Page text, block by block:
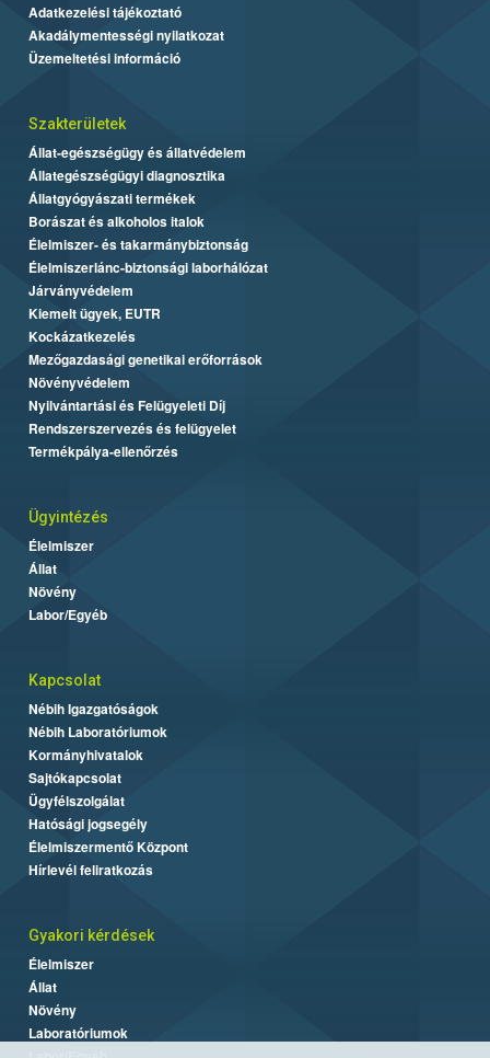
Adatkezelési tájékoztató
Akadálymentességi nyilatkozat
Üzemeltetési információ
Szakterületek
Állat-egészségügy és állatvédelem
Állategészségügyi diagnosztika
Állatgyógyászati termékek
Borászat és alkoholos italok
Élelmiszer- és takarmánybiztonság
Élelmiszerlánc-biztonsági laborhálózat
Járványvédelem
Kiemelt ügyek, EUTR
Kockázatkezelés
Mezőgazdasági genetikai erőforrások
Növényvédelem
Nyilvántartási és Felügyeleti Díj
Rendszerszervezés és felügyelet
Termékpálya-ellenőrzés
Ügyintézés
Élelmiszer
Állat
Növény
Labor/Egyéb
Kapcsolat
Nébih Igazgatóságok
Nébih Laboratóriumok
Kormányhivatalok
Sajtókapcsolat
Ügyfélszolgálat
Hatósági jogsegély
Élelmiszermentő Központ
Hírlevél feliratkozás
Gyakori kérdések
Élelmiszer
Állat
Növény
Laboratóriumok